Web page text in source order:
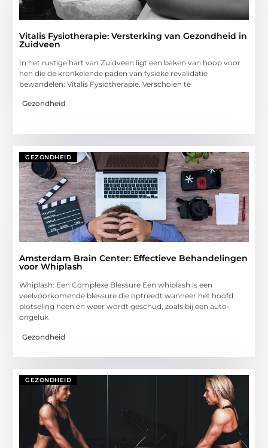
Vitalis Fysiotherapie: Versterking van Gezondheid in
Zuidveen
In het rustige hart van Zuidveen ligt een baken van hoop voor
hen die de kronkelende paden van fysieke revalidatie
bewandelen: Vitalis Fysiotherapie. Verscholen te
Gezondheid
GEZONDHEID
Amsterdam Brain Center: Effectieve Behandelingen
voor Whiplash
Whiplash: Een Complexe Blessure Een whiplash is een
veelvoorkomende blessure die optreedt wanneer het hoofd
plotseling heen en weer wordt geschud, zoals bij een auto-
ongeluk
Gezondheid
GEZONDHEID